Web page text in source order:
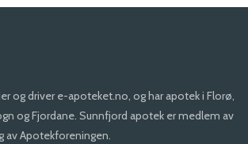
og driver e-apoteket.no, og har apotek i Florø,
og Fjordane. Sunnfjord apotek er medlem av
av Apotekforeningen.